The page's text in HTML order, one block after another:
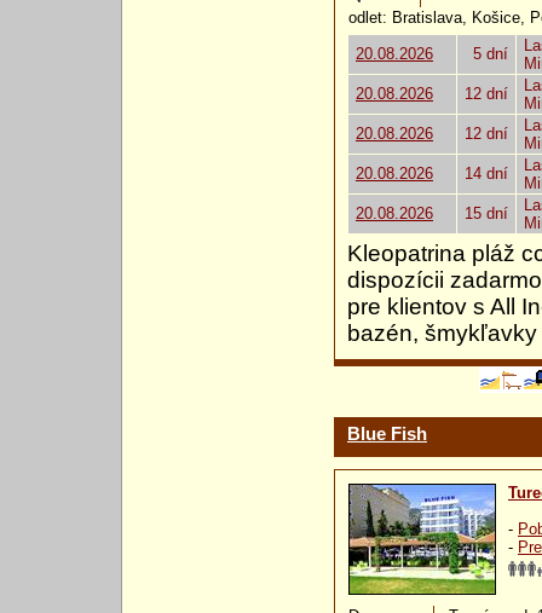
odlet: Bratislava, Košice,
20.08.2026
5 dní
20.08.2026
12 dní
20.08.2026
12 dní
20.08.2026
14 dní
20.08.2026
15 dní
Kleopatrina pláž
dispozícii
pre klientov s All
bazén,
Blue Fish
-
-